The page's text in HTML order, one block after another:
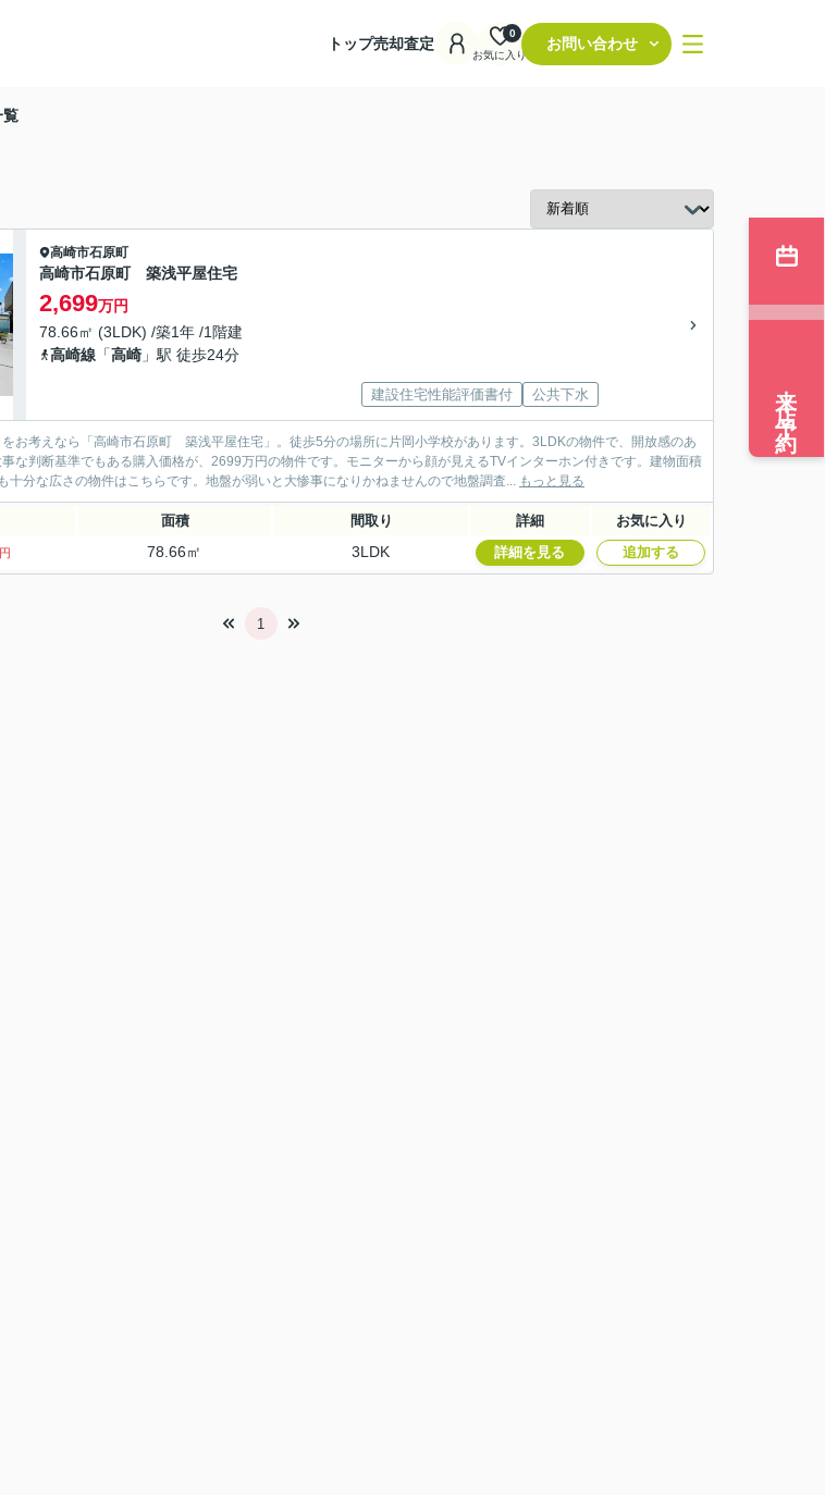
トップ売却査定
お気に入り
0
お問い合わせ
覧
高崎市石原町
高崎市石原町 築浅平屋住宅
2,699万円
78.66㎡ (3LDK) /築1年 /1階建
高崎線 「高崎 」駅 徒歩24分
建設住宅性能評価書付 公共下水
お考えなら「高崎市石原町 築浅平屋住宅」。徒歩5分の場所に片岡小学校があります。3LDKの物件で、開放感のあ
な判断基準でもある購入価格が、2699万円の物件です。モニターから顔が見えるTVインターホン付きです。建物面積
十分な広さの物件はこちらです。地盤が弱いと大惨事になりかねませんので地盤調査... もっと見る
面積 間取り 詳細 お気に入り
78.66㎡ 3LDK 詳細を見る 追加する
1
来店予約